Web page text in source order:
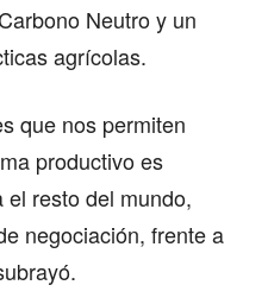
Neutro y un
agrícolas.
que nos permiten
productivo es
resto del mundo,
negociación, frente a